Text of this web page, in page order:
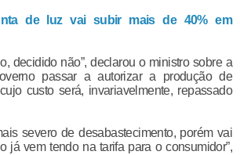
de luz vai subir mais de 40% em
decidido não”, declarou o ministro sobre a
passar a autorizar a produção de
custo será, invariavelmente, repassado
severo de desabastecimento, porém vai
já vem tendo na tarifa para o consumidor”,